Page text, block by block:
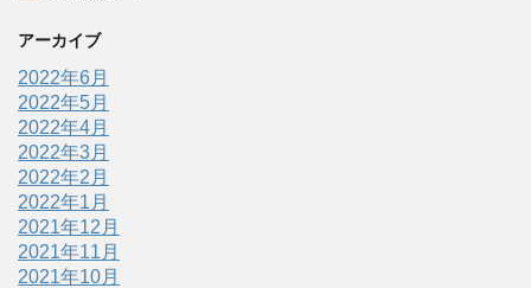
アーカイブ
2022年6月
2022年5月
2022年4月
2022年3月
2022年2月
2022年1月
2021年12月
2021年11月
2021年10月